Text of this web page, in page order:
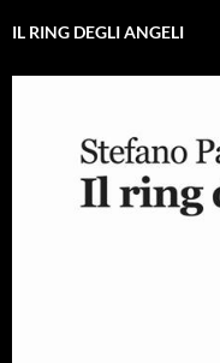
IL RING DEGLI ANGELI